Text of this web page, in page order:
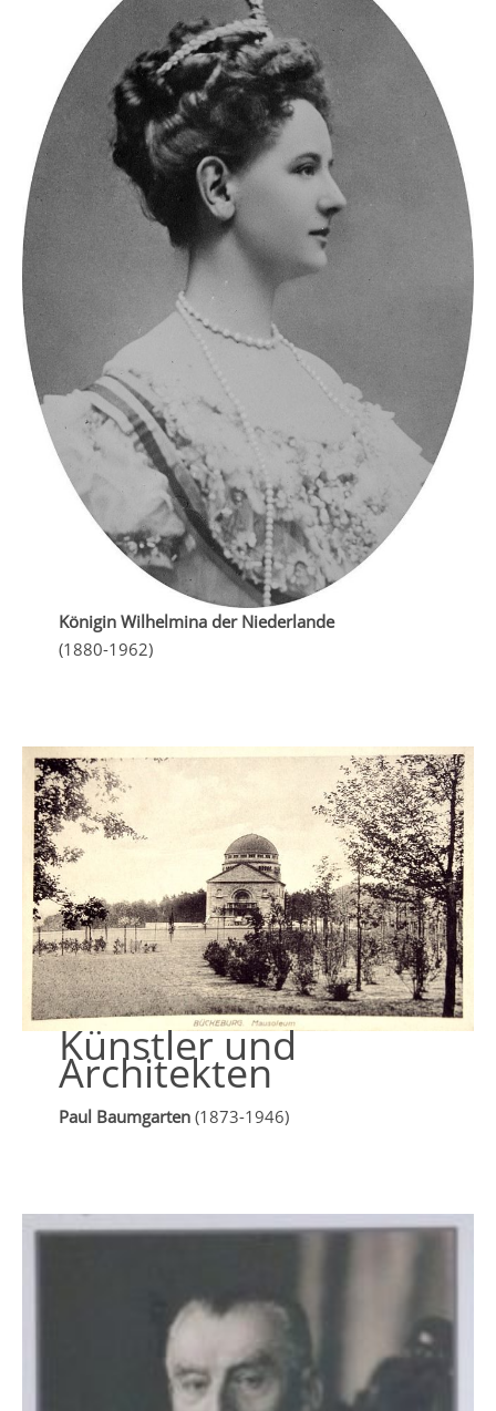
Königin Wilhelmina der Niederlande
(1880-1962)
Künstler und
Architekten
Paul Baumgarten(1873-1946)